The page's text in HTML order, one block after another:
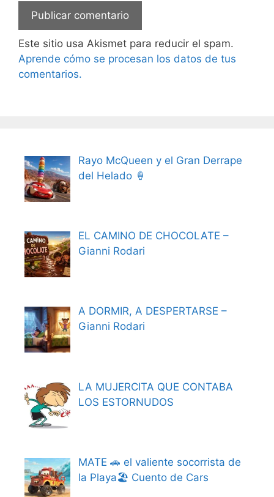
Este sitio usa Akismet para reducir el spam.
Aprende cómo se procesan los datos de tus
comentarios.
Rayo McQueen y el Gran Derrape
del Helado 🍦
EL CAMINO DE CHOCOLATE –
Gianni Rodari
A DORMIR, A DESPERTARSE –
Gianni Rodari
LA MUJERCITA QUE CONTABA
LOS ESTORNUDOS
MATE 🚗 el valiente socorrista de
la Playa🏖️ Cuento de Cars